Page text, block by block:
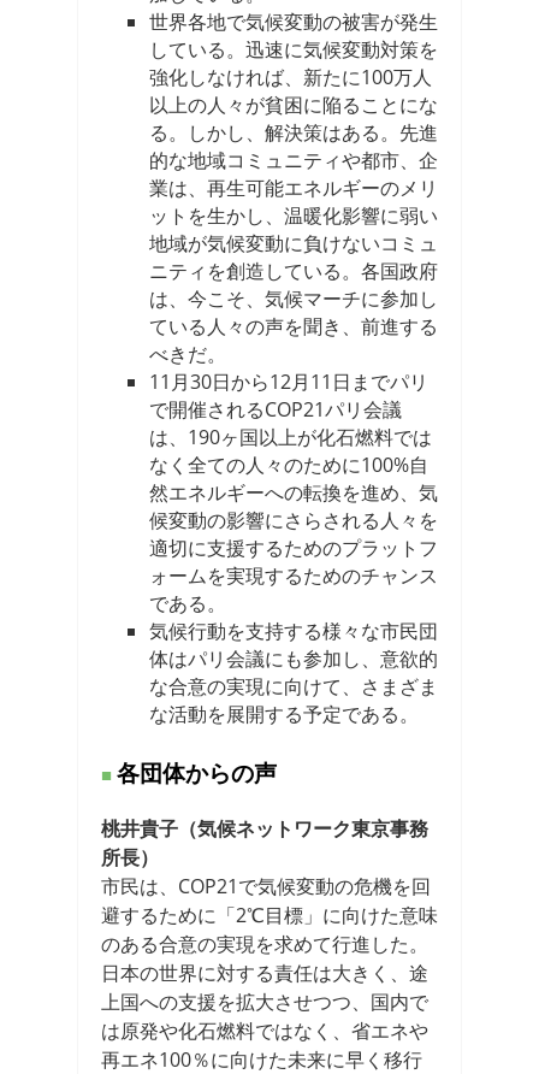
世界各地で気候変動の被害が発生
している。迅速に気候変動対策を
強化しなければ、新たに100万人
以上の人々が貧困に陥ることにな
る。しかし、解決策はある。先進
的な地域コミュニティや都市、企
業は、再生可能エネルギーのメリ
ットを生かし、温暖化影響に弱い
地域が気候変動に負けないコミュ
ニティを創造している。各国政府
は、今こそ、気候マーチに参加し
ている人々の声を聞き、前進する
べきだ。
11月30日から12月11日までパリ
で開催されるCOP21パリ会議
は、190ヶ国以上が化石燃料では
なく全ての人々のために100%自
然エネルギーへの転換を進め、気
候変動の影響にさらされる人々を
適切に支援するためのプラットフ
ォームを実現するためのチャンス
である。
気候行動を支持する様々な市民団
体はパリ会議にも参加し、意欲的
な合意の実現に向けて、さまざま
な活動を展開する予定である。
各団体からの声
桃井貴子（気候ネットワーク東京事務
所長）
市民は、COP21で気候変動の危機を回
避するために「2℃目標」に向けた意味
のある合意の実現を求めて行進した。
日本の世界に対する責任は大きく、途
上国への支援を拡大させつつ、国内で
は原発や化石燃料ではなく、省エネや
再エネ100％に向けた未来に早く移行